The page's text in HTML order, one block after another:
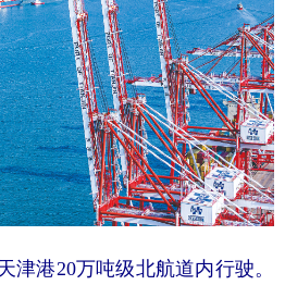
亚太网 上市公司
河北 山西
津港20万吨级北航道内行驶。